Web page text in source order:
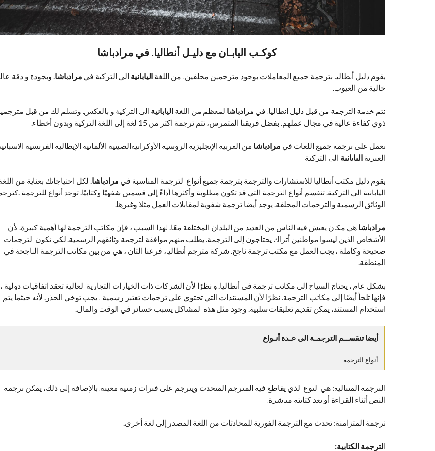
كوكـب اليابـان مع دليـل أنطاليا. في مرادباشا
يقوم دليل أنطاليا بترجمة جميع المعاملات بوجود مترجمين محلفين، من اللغة اليابانية الى التركية في مرادباشا. وبجودة و دقة
خالية من العيوب.
تتم خدمة الترجمة من قبل دليل انطاليا. في مرادباشا لمعظم من اللغة اليابانية الى التركية و بالعكس. وتسلم لك من قبل
ذوي كفاءة عالية في مجال عملهم. بفضل فريقنا المتمرس، تتم ترجمة اكثر من 15 لغة إلى اللغة التركية وبدون أخطاء.
نعمل على ترجمة جميع اللغات في مرادباشا من العربية الإنجليزية الروسية الأوكرانيةالصينية الألمانية الإيطالية الفرنسية
العبرية اليابانية الى التركية
يقوم دليل مكتب أنطاليا للاستشارات والترجمة بترجمة جميع أنواع الترجمة المناسبة في مرادباشا. لكل احتياجاتك بعناية من
اليابانية الى التركية. تنقسم أنواع الترجمة التي قد تكون مطلوبة وأكثرها أداءً إلى قسمين شفهيًا وكتابيًا. توجد أنواع للترجمة
الوثائق الرسمية والترجمات المحلفة. يوجد أيضا ترجمة شفوية لمقابلات العمل مثلا وغيرها.
مرادباشا هي مكان يعيش فيه الناس من العديد من البلدان المختلفة معًا. لهذا السبب ، فإن مكاتب الترجمة لها أهمية كبيرة. لأن
الأشخاص الذين ليسوا مواطنين أتراك يحتاجون إلى الترجمة. يطلب منهم موافقة لترجمة وثائقهم الرسمية. لكي تكون الترجمات
صحيحة وكاملة ، يجب العمل مع مكتب ترجمة ناجح. شركة مترجم أنطاليا، فرعنا الثان ، هي من بين مكاتب الترجمة الناجحة في
المنطقة.
بشكل عام ، يحتاج السياح إلى مكاتب ترجمة في أنطاليا. و نظرًا لأن الشركات ذات الخيارات التجارية العالية تعقد اتفاقيات دولية ،
فإنها تلجأ أيضًا إلى مكاتب الترجمة. نظرًا لأن المستندات التي تحتوي على ترجمات تعتبر رسمية ، يجب توخي الحذر. لأنه حيثما يتم
استخدام المستند، يمكن تقديم تعليقات سلبية. وجود مثل هذه المشاكل يسبب خسائر في الوقت والمال.
أيضا تنقســم الترجمـة الى عـدة أنـواع
أنواع الترجمة
الترجمة المتتالية: هي النوع الذي يقاطع فيه المترجم المتحدث ويترجم على فترات زمنية معينة. بالإضافة إلى ذلك، يمكن ترجمة
النص أثناء القراءة أو بعد كتابته مباشرة.
ترجمة المتزامنة: تحدث مع الترجمة الفورية للمحادثات من اللغة المصدر إلى لغة أخرى.
الترجمة الكتابية: